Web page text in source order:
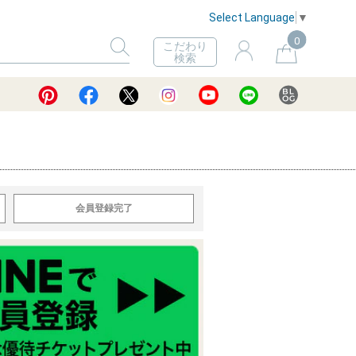
Select Language ▼
こだわり
検索
0
会員登録完了